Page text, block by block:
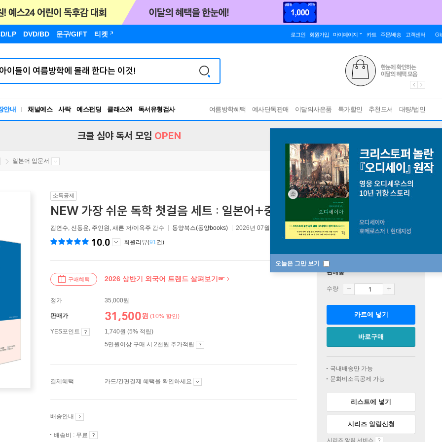
LP DVD/BD 문구/GIFT 티켓 로그인 회원가입 마이페이지 카트 주문/배송 고객센터
안내 채널예스 사락 예스펀딩 클래스24
독서유형검사
RBTI Lab
여름방학혜택 예사단독판매 이달의사은품 특가할인 추천도서 대량/법인
오늘은 그만 보기
크클 심야 독서 모임 OPEN
일본어 입문서
소득공제
NEW 가장 쉬운 독학 첫걸음 세트 : 일본어+중국어
김연수, 신동윤, 주인원 , 새른 저/이옥주 감수 동양북스(동양books) 2026년 07월 20일
10.0 회원리뷰(91건)
구매혜택 2026 상반기 외국어 트렌드 살펴보기☞
정가 35,000원
판매가 31,500원 (10% 할인)
YES포인트
1,740원 (5% 적립)
5만원이상 구매 시 2천원 추가적립
결제혜택 카드/간편결제 혜택을 확인하세요
배송안내
배송비 : 무료
판매중
수량
카트에 넣기
바로구매
국내배송만 가능
문화비소득공제 가능
리스트에 넣기
시리즈 알림신청
시리즈 알림 서비스